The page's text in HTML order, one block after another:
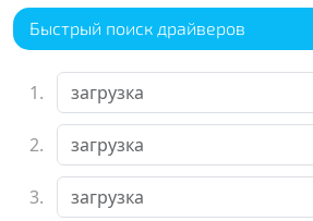
Быстрый поиск драйверов
1.
2.
3.